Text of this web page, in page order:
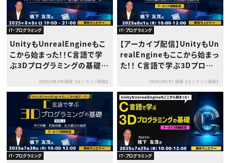
IT・プログラミング
UnityもUnrealEngineもこ
こから始まった！！C言語で学
ぶ3Dプログラミングの基礎 V
ポリゴンへ：面で描く3D表現
の第一歩～
2025/08/08 開催【オンライン開催】
IT・プログラミング
【アーカイブ配信】UnityもUn
realEngineもここから始まっ
た！！ C言語で学ぶ3Dプログ
にZ軸を追加して３D表現を実
現する～
2025/08/01 開催【オンライン開催】
IT・プログラミング IT・プログラミング